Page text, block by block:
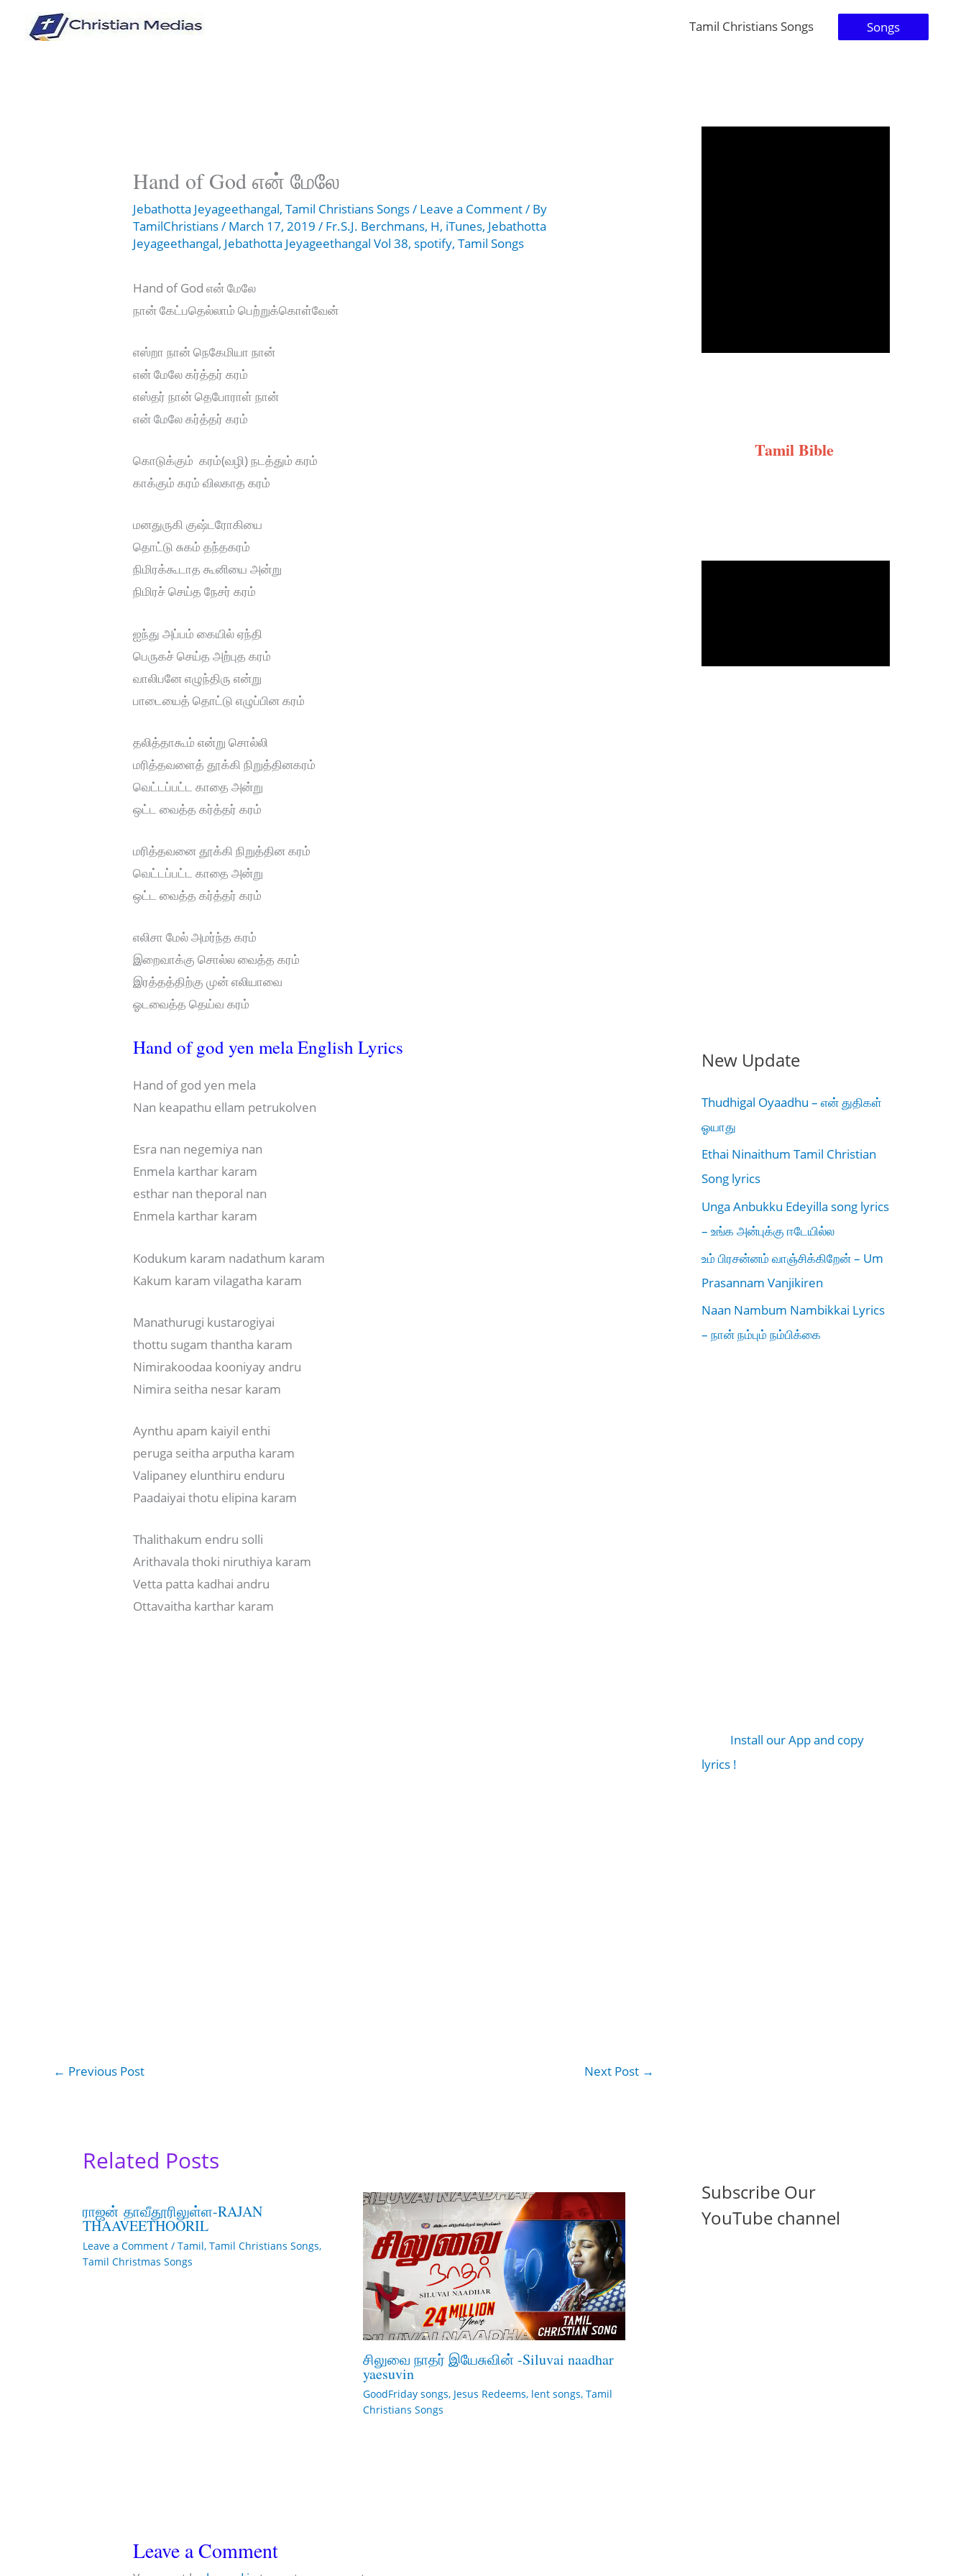
Tamil Christians Songs Songs
Hand of God என் மேலே
Jebathotta Jeyageethangal,Tamil Christians Songs/ Leave a Comment/ By
TamilChristians/ March 17, 2019/ Fr.S.J. Berchmans, H, iTunes, Jebathotta
Jeyageethangal, Jebathotta Jeyageethangal Vol 38, spotify,Tamil Songs
Hand of God என் மேலே
நான் கேட்பதெல்லாம் பெற்றுக்கொள்வேன்
எஸ்றா நான் நெகேமியா நான்
என் மேலே கர்த்தர் கரம்
எஸ்தர் நான் தெபோராள் நான்
என் மேலே கர்த்தர் கரம்
கொடுக்கும் கரம்(வழி) நடத்தும் கரம்
காக்கும் கரம் விலகாத கரம்
மனதுருகி குஷ்டரோகியை
தொட்டு சுகம் தந்தகரம்
நிமிரக்கூடாத கூனியை அன்று
நிமிரச் செய்த நேசர் கரம்
ஐந்து அப்பம் கையில் ஏந்தி
பெருகச் செய்த அற்புத கரம்
வாலிபனே எழுந்திரு என்று
பாடையைத் தொட்டு எழுப்பின கரம்
தலித்தாகூம் என்று சொல்லி
மரித்தவளைத் தூக்கி நிறுத்தினகரம்
வெட்டப்பட்ட காதை அன்று
ஒட்ட வைத்த கர்த்தர் கரம்
மரித்தவனை தூக்கி நிறுத்தின கரம்
வெட்டப்பட்ட காதை அன்று
ஒட்ட வைத்த கர்த்தர் கரம்
எலிசா மேல் அமர்ந்த கரம்
இறைவாக்கு சொல்ல வைத்த கரம்
இரத்தத்திற்கு முன் எலியாவை
ஓடவைத்த தெய்வ கரம்
Hand of god yen mela English Lyrics
Hand of god yen mela
Nan keapathu ellam petrukolven
Esra nan negemiya nan
Enmela karthar karam
esthar nan theporal nan
Enmela karthar karam
Kodukum karam nadathum karam
Kakum karam vilagatha karam
Manathurugi kustarogiyai
thottu sugam thantha karam
Nimirakoodaa kooniyay andru
Nimira seitha nesar karam
Aynthu apam kaiyil enthi
peruga seitha arputha karam
Valipaney elunthiru enduru
Paadaiyai thotu elipina karam
Thalithakum endru solli
Arithavala thoki niruthiya karam
Vetta patta kadhai andru
Ottavaitha karthar karam
← Previous Post Next Post →
Related Posts
ராஜன் தாவீதூரிலுள்ள-RAJAN
THAAVEETHOORIL
Leave a Comment / Tamil, Tamil Christians Songs,
Tamil Christmas Songs
சிலுவை நாதர் இயேசுவின் -Siluvai naadhar
yaesuvin
GoodFriday songs, Jesus Redeems, lent songs, Tamil
Christians Songs
Leave a Comment
Tamil Bible
New Update
Thudhigal Oyaadhu – என் துதிகள்
ஓயாது
Ethai Ninaithum Tamil Christian
Song lyrics
Unga Anbukku Edeyilla song lyrics
– உங்க அன்புக்கு ஈடேயில்ல
உம் பிரசன்னம் வாஞ்சிக்கிறேன் – Um
Prasannam Vanjikiren
Naan Nambum Nambikkai Lyrics
– நான் நம்பும் நம்பிக்கை
Install our App and copy
lyrics !
Subscribe Our
YouTube channel